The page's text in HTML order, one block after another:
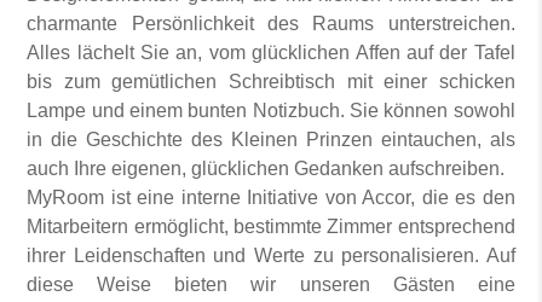
charmante Persönlichkeit des Raums unterstreichen.
Alles lächelt Sie an, vom glücklichen Affen auf der Tafel
bis zum gemütlichen Schreibtisch mit einer schicken
Lampe und einem bunten Notizbuch. Sie können sowohl
in die Geschichte des Kleinen Prinzen eintauchen, als
auch Ihre eigenen, glücklichen Gedanken aufschreiben.
MyRoom ist eine interne Initiative von Accor, die es den
Mitarbeitern ermöglicht, bestimmte Zimmer entsprechend
ihrer Leidenschaften und Werte zu personalisieren. Auf
diese Weise bieten wir unseren Gästen eine